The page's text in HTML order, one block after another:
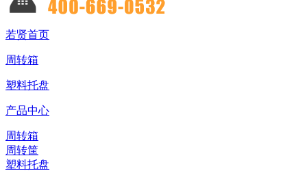
若贤首页
周转箱
塑料托盘
产品中心
周转箱
周转筐
塑料托盘